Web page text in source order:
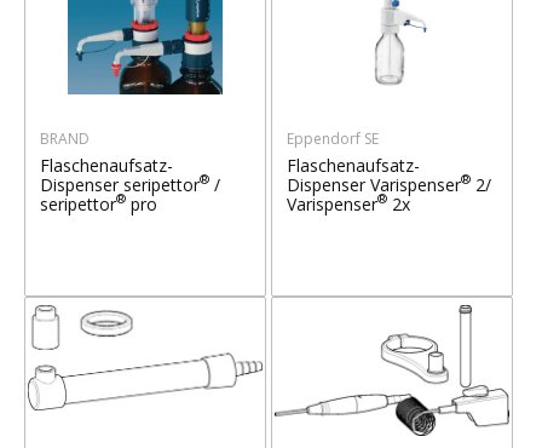
BRAND
Flaschenaufsatz-
Dispenser seripettor®/
seripettor®pro
Eppendorf SE
Flaschenaufsatz-
Dispenser Varispenser®2/
Varispenser®2x